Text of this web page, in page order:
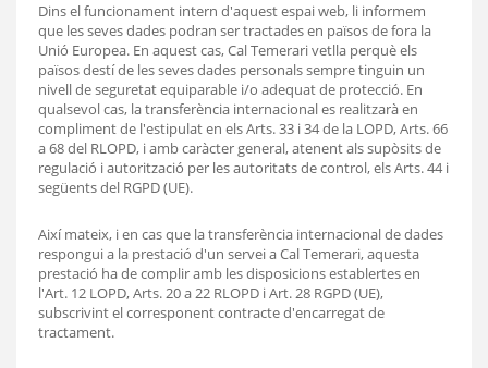
Dins el funcionament intern d'aquest espai web, li informem
que les seves dades podran ser tractades en països de fora la
Unió Europea. En aquest cas, Cal Temerari vetlla perquè els
països destí de les seves dades personals sempre tinguin un
nivell de seguretat equiparable i/o adequat de protecció. En
qualsevol cas, la transferència internacional es realitzarà en
compliment de l'estipulat en els Arts. 33 i 34 de la LOPD, Arts. 66
a 68 del RLOPD, i amb caràcter general, atenent als supòsits de
regulació i autorització per les autoritats de control, els Arts. 44 i
següents del RGPD (UE).
Així mateix, i en cas que la transferència internacional de dades
respongui a la prestació d'un servei a Cal Temerari, aquesta
prestació ha de complir amb les disposicions establertes en
l'Art. 12 LOPD, Arts. 20 a 22 RLOPD i Art. 28 RGPD (UE),
subscrivint el corresponent contracte d'encarregat de
tractament.